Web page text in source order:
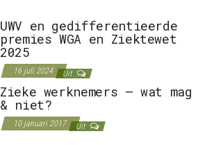
UWV en gedifferentieerde
premies WGA en Ziektewet
2025
16 juli 2024 Uit
Zieke werknemers – wat mag
& niet?
10 januari 2017 Uit